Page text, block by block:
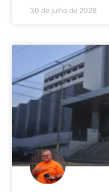
30 de julho de 2026